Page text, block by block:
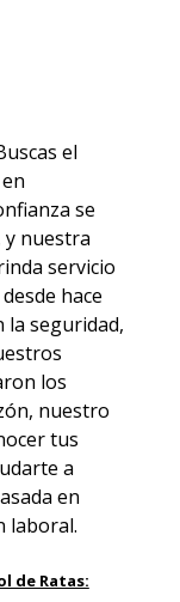
el
se
y nuestra
servicio
hace
la seguridad,
los
nuestro
tus
a
en
laboral.
de Ratas: